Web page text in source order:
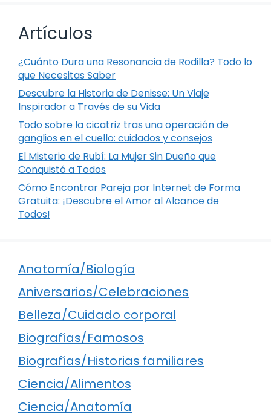
Artículos
¿Cuánto Dura una Resonancia de Rodilla? Todo lo
que Necesitas Saber
Descubre la Historia de Denisse: Un Viaje
Inspirador a Través de su Vida
Todo sobre la cicatriz tras una operación de
ganglios en el cuello: cuidados y consejos
El Misterio de Rubí: La Mujer Sin Dueño que
Conquistó a Todos
Cómo Encontrar Pareja por Internet de Forma
Gratuita: ¡Descubre el Amor al Alcance de
Todos!
Anatomía/Biología
Aniversarios/Celebraciones
Belleza/Cuidado corporal
Biografías/Famosos
Biografías/Historias familiares
Ciencia/Alimentos
Ciencia/Anatomía